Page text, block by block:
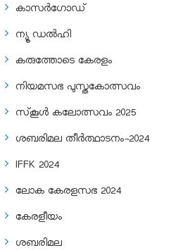
കാസർഗോഡ്
ന്യൂ ഡൽഹി
കരുത്തോടെ കേരളം
നിയമസഭ പുസ്തകോത്സവം
സ്‌കൂൾ കലോത്സവം 2025
ശബരിമല തീര്‍ത്ഥാടനം-2024
IFFK 2024
ലോക കേരളസഭ 2024
കേരളീയം
ശബരിമല